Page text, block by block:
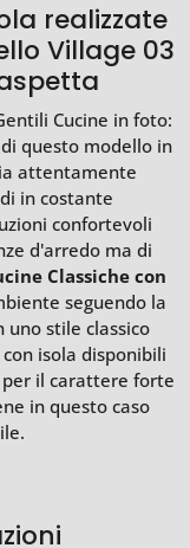
realizzate
Village 03
Cucine in foto:
questo modello in
attentamente
in costante
confortevoli
d'arredo ma di
Classiche con
seguendo la
stile classico
isola disponibili
il carattere forte
in questo caso